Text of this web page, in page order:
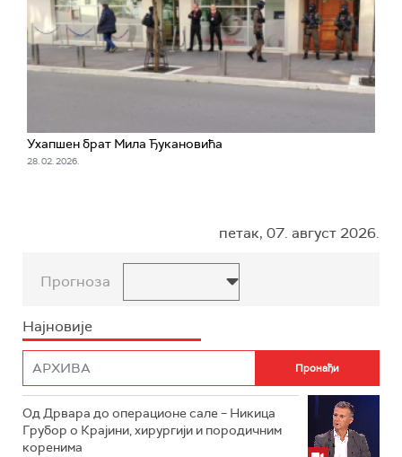
Ухапшен брат Мила Ђукановића
28. 02. 2026.
петак, 07. август 2026.
Прогноза
Најновије
Од Дрвара до операционе сале – Никица
Грубор о Крајини, хирургији и породичним
коренима